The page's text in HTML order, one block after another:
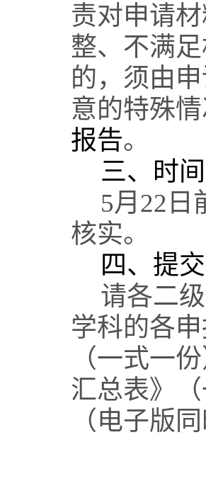
责对申请
整、不满
的，须由
意的特殊
报告。
三、时
5月 22 日
核实。
四、提
请各二
学科的各
（一式一份
汇总表》
（电子版